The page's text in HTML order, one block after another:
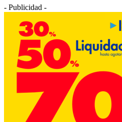
- Publicidad -